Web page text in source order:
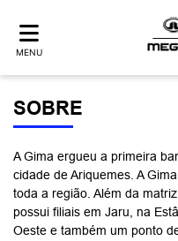
MENU
SOBRE
A Gima ergueu a primeira
cidade de Ariquemes. A
toda a região. Além da
possui filiais em Jaru, na
Oeste e também um ponto